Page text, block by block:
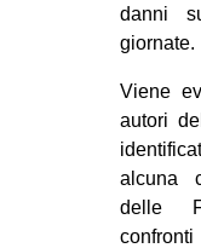
danni
giornate.
Viene
autori
alcuna
delle